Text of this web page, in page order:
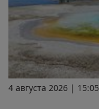
4 августа 2026 | 15:05